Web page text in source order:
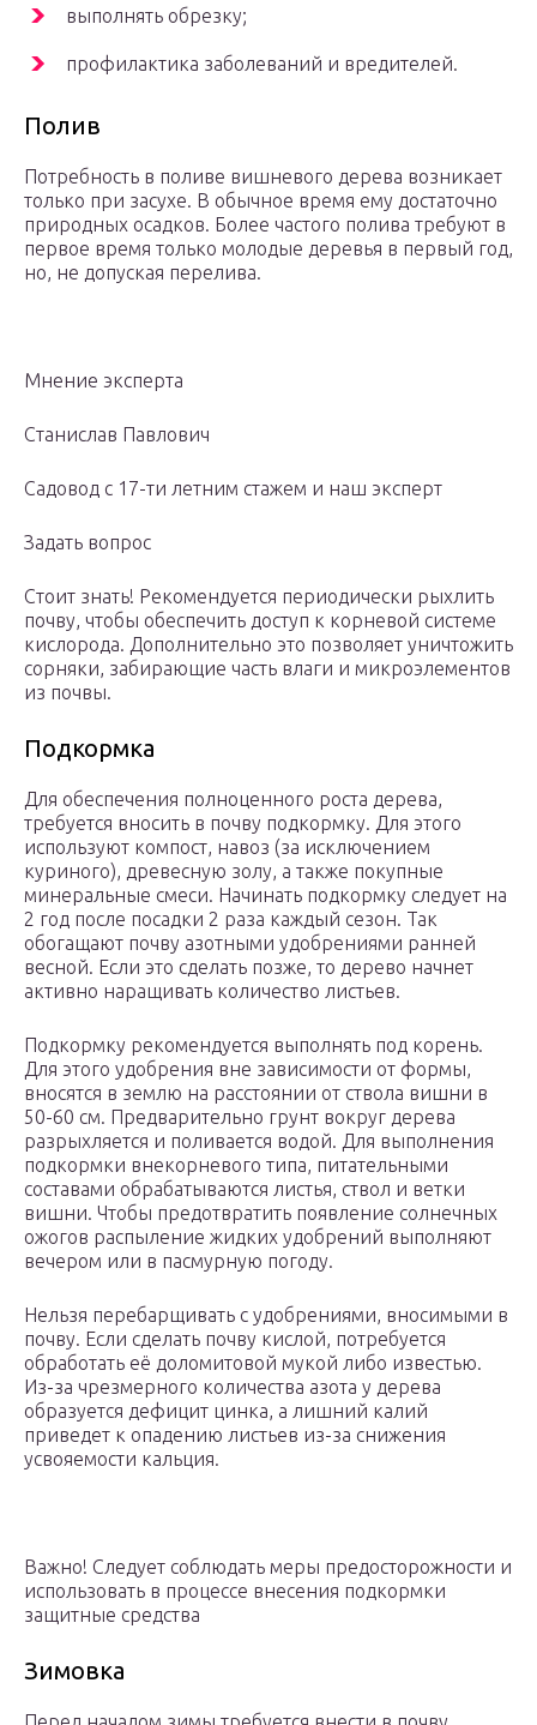
выполнять обрезку;
профилактика заболеваний и вредителей.
Полив
Потребность в поливе вишневого дерева возникает
только при засухе. В обычное время ему достаточно
природных осадков. Более частого полива требуют в
первое время только молодые деревья в первый год,
но, не допуская перелива.
Мнение эксперта
Станислав Павлович
Садовод с 17-ти летним стажем и наш эксперт
Задать вопрос
Стоит знать! Рекомендуется периодически рыхлить
почву, чтобы обеспечить доступ к корневой системе
кислорода. Дополнительно это позволяет уничтожить
сорняки, забирающие часть влаги и микроэлементов
из почвы.
Подкормка
Для обеспечения полноценного роста дерева,
требуется вносить в почву подкормку. Для этого
используют компост, навоз (за исключением
куриного), древесную золу, а также покупные
минеральные смеси. Начинать подкормку следует на
2 год после посадки 2 раза каждый сезон. Так
обогащают почву азотными удобрениями ранней
весной. Если это сделать позже, то дерево начнет
активно наращивать количество листьев.
Подкормку рекомендуется выполнять под корень.
Для этого удобрения вне зависимости от формы,
вносятся в землю на расстоянии от ствола вишни в
50-60 см. Предварительно грунт вокруг дерева
разрыхляется и поливается водой. Для выполнения
подкормки внекорневого типа, питательными
составами обрабатываются листья, ствол и ветки
вишни. Чтобы предотвратить появление солнечных
ожогов распыление жидких удобрений выполняют
вечером или в пасмурную погоду.
Нельзя перебарщивать с удобрениями, вносимыми в
почву. Если сделать почву кислой, потребуется
обработать её доломитовой мукой либо известью.
Из-за чрезмерного количества азота у дерева
образуется дефицит цинка, а лишний калий
приведет к опадению листьев из-за снижения
усвояемости кальция.
Важно! Следует соблюдать меры предосторожности и
использовать в процессе внесения подкормки
защитные средства
Зимовка